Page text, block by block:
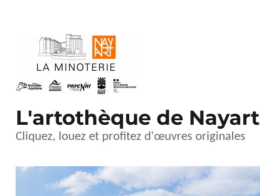
L'artothèque de Nayart
Cliquez, louez et profitez d'œuvres originales